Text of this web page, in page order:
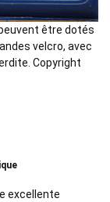
être dotés
velcro, avec
Copyright
excellente